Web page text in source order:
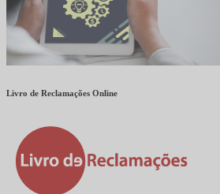
Livro de Reclamações Online